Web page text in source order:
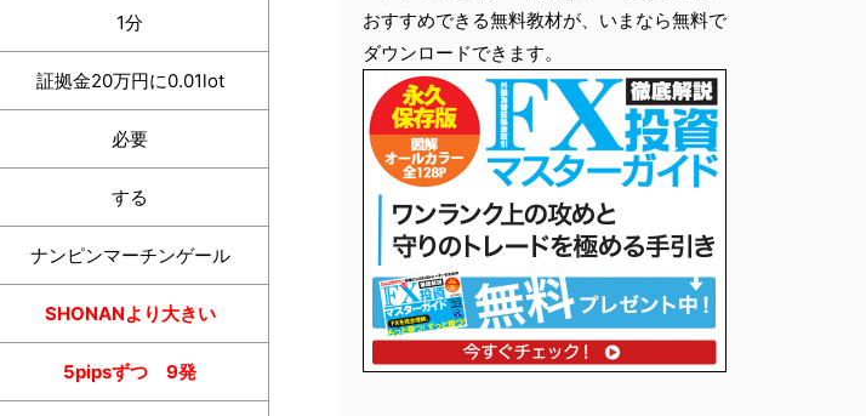
1分
証拠金20万円に0.01lot
必要
する
ナンピンマーチンゲール
SHONANより大きい
5pipsずつ 9発
おすすめできる無料教材が、いまなら無料で
ダウンロードできます。